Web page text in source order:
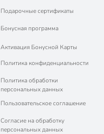
Подарочные сертификаты
Бонусная программа
Активация Бонусной Карты
Политика конфиденциальности
Политика обработки
персональных данных
Пользовательское соглашение
Согласие на обработку
персональных данных